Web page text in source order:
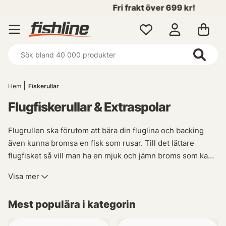
Fri frakt över 699 kr!
Hem Fiskerullar
Flugfiskerullar & Extraspolar
Flugrullen ska förutom att bära din fluglina och backing
även kunna bromsa en fisk som rusar. Till det lättare
flugfisket så vill man ha en mjuk och jämn broms som kan
flugfisket så vill man ha en kraftfull broms som kan stanna
som de ska kunna hålla tillräckligt mycket backing för att
Visa mer
Mest populära i kategorin